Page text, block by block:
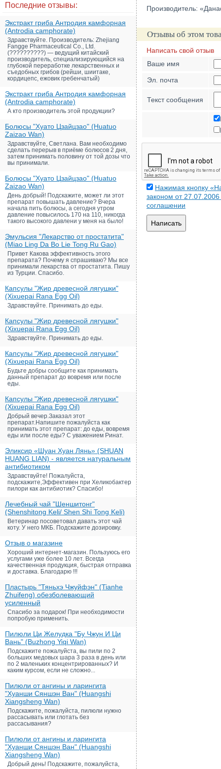
Последние отзывы:
Экстракт гриба Антродия камфорная
(Antrodia camphorate)
Здравствуйте. Производитель: Zhejiang
Fangge Pharmaceutical Co., Ltd.
(??????????) — ведущий китайский
производитель, специализирующийся на
глубокой переработке лекарственных и
съедобных грибов (рейши, шиитаке,
кордицепс, ежовик гребенчатый)
Экстракт гриба Антродия камфорная
(Antrodia camphorate)
А кто производитель этой продукции?
Болюсы "Хуато Цзайцзао" (Huatuo
Zaizao Wan)
Здравствуйте, Светлана. Вам необходимо
сделать перерыв в приёме болюсов 2 дня,
затем принимать половину от той дозы что
вы принимали.
Болюсы "Хуато Цзайцзао" (Huatuo
Zaizao Wan)
День добрый! Подскажите, может ли этот
препарат повышать давление? Вчера
начала пить болюсы, а сегодня утром
давление повысилось 170 на 110, никогда
такого высокого давлени у меня на было!
Эмульсия "Лекарство от простатита"
(Miao Ling Da Bo Lie Tong Ru Gao)
Привет Какова эффективность этого
препарата? Почему я спрашиваю? Мы все
принимали лекарства от простатита. Пишу
из Турции. Спасибо.
Капсулы "Жир древесной лягушки"
(Xixuepai Rana Egg Oil)
Здравствуйте. Принимать до еды.
Капсулы "Жир древесной лягушки"
(Xixuepai Rana Egg Oil)
Здравствуйте. Принимать до еды.
Капсулы "Жир древесной лягушки"
(Xixuepai Rana Egg Oil)
Будьте добры сообщите как принимать
данный препарат до вовремя или после
еды.
Капсулы "Жир древесной лягушки"
(Xixuepai Rana Egg Oil)
Добрый вечер.Заказал этот
препарат.Напишите пожалуйста как
принимать этот препарат: до еды, вовремя
еды или после еды? С уважением Ринат.
Эликсир «Шуан Хуан Лянь» (SHUAN
HUANG LIAN) - является натуральным
антибиотиком
Здравствуйте! Пожалуйста,
подскажите,Эффективен при Хеликобактер
пилори как антибиотик? Спасибо!
Лечебный чай "Шеншитонг"
(Shenshitong Keli/ Shen Shi Tong Keli)
Ветеринар посоветовал давать этот чай
коту. У него МКБ. Подскажите дозировку.
Отзыв о магазине
Хороший интернет-магазин. Пользуюсь его
услугами уже более 10 лет. Всегда
качественная продукция, быстрая отправка
и доставка. Благодарю !!!
Пластырь "Тяньхэ Чжуйфэн" (Tianhe
Zhuifeng) обезболевающий
усиленный
Спасибо за подарок! При необходимости
попробую применить.
Пилюли Ци Желудка "Бу Чжун И Ци
Вань" (Buzhong Yiqi Wan)
Подскажите пожалуйста, вы пили по 2
больших медовых шара 3 раза в день или
по 2 маленьких концентрированных? И
каким курсом, если не сложно...
Пилюли от ангины и ларингита
"Хуанши Сяншэн Ван" (Huangshi
Xiangsheng Wan)
Подскажите, пожалуйста, пилюли нужно
рассасывать или глотать без
рассасывания?
Пилюли от ангины и ларингита
"Хуанши Сяншэн Ван" (Huangshi
Xiangsheng Wan)
Добрый день! Подскажите, пожалуйста,
Производитель:
Отзывы об этом
Написать свой отзыв
Ваше имя
Эл. почта
Текст сообщения
Нажимая кнопку
законом от
соглашении
Написать